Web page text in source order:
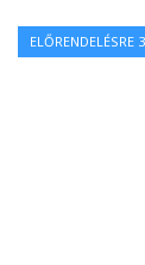
ELŐRENDELÉSRE